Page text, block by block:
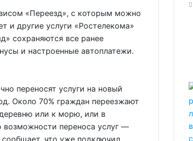
«Переезд», с которым можно
и другие услуги «Ростелекома»
сохраняются все ранее
и настроенные автоплатежи.
переносят услуги на новый
Около 70% граждан переезжают
или к морю, или в
возможности переноса услуг —
что уже подключил